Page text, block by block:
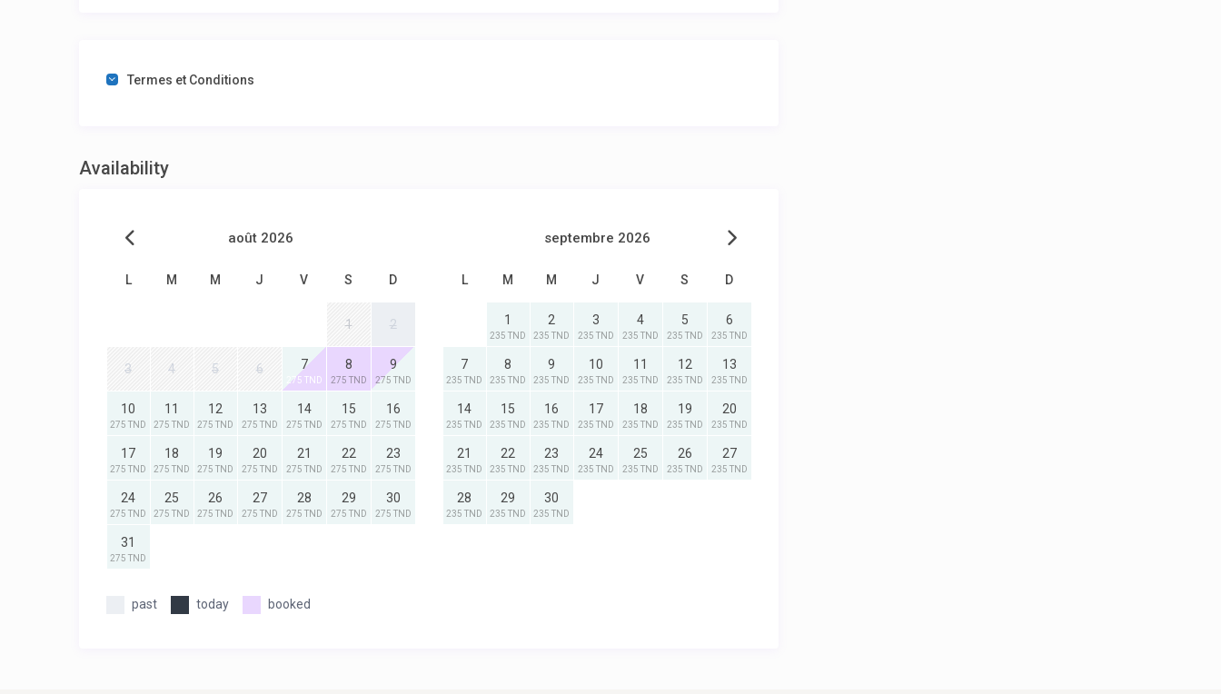
Termes et Conditions
Availability
août 2026
L M M J V S D
1 2
3 4 5 6 7
275 TND
8
275 TND
9
275 TND
10
275 TND
11
275 TND
12
275 TND
13
275 TND
14
275 TND
15
275 TND
16
275 TND
17
275 TND
18
275 TND
19
275 TND
20
275 TND
21
275 TND
22
275 TND
23
275 TND
24
275 TND
25
275 TND
26
275 TND
27
275 TND
28
275 TND
29
275 TND
30
275 TND
31
275 TND
septembre 2026
L M M J V S D
1
235 TND
2
235 TND
3
235 TND
4
235 TND
5
235 TND
6
235 TND
7
235 TND
8
235 TND
9
235 TND
10
235 TND
11
235 TND
12
235 TND
13
235 TND
14
235 TND
15
235 TND
16
235 TND
17
235 TND
18
235 TND
19
235 TND
20
235 TND
21
235 TND
22
235 TND
23
235 TND
24
235 TND
25
235 TND
26
235 TND
27
235 TND
28
235 TND
29
235 TND
30
235 TND
past today booked